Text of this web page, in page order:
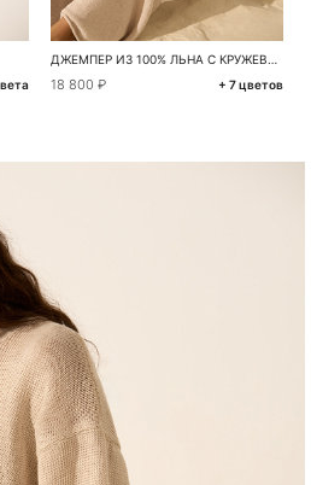
ДЖЕМПЕР ИЗ 100% ЛЬНА С КРУЖЕВОМ
18 800 ₽ + 7 цветов